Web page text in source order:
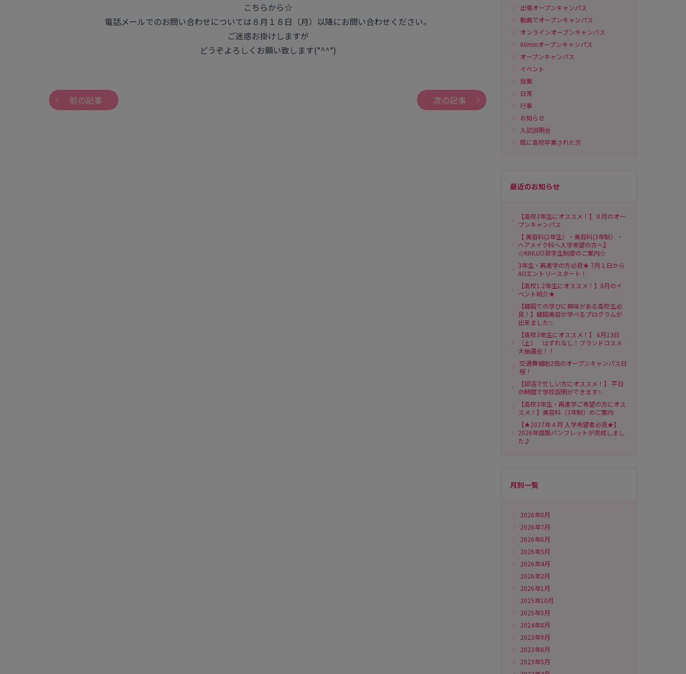
こちらから☆
電話メールでのお問い合わせについては８月１８日（月）以降にお問い合わせください。
ご迷惑お掛けしますが
どうぞよろしくお願い致します(*^^*)
前の記事 次の記事
出張オープンキャンパス
動画でオープンキャンパス
オンラインオープンキャンパス
60minオープンキャンパス
オープンキャンパス
イベント
授業
日常
行事
お知らせ
入試説明会
既に高校卒業された方
最近のお知らせ
【高校3年生にオススメ！】８月のオー
プンキャンパス
【 美容科(2年生）・美容科(3年制）・
ヘアメイク科へ入学希望の方へ】
☆KINUJO奨学生制度のご案内☆
3年生・再進学の方必見★ 7月１日から
AOエントリースタート！
【高校1.2年生にオススメ！】8月のイ
ベント紹介★
【韓国での学びに興味がある高校生必
見！】韓国美容が学べるプログラムが
出来ました✨
【高校3年生にオススメ！】 6月13日
（土） はずれなし！ブランドコスメ
大抽選会！！
交通費補助2倍のオープンキャンパス日
程！
【部活で忙しい方にオススメ！】 平日
の時間で学校説明ができます✨
【高校3年生・再進学ご希望の方にオス
スメ！】美容科（3年制）のご案内
【★2027年４月 入学希望者必見★】
2026年度版パンフレットが完成しまし
た♪
月別一覧
2026年8月
2026年7月
2026年6月
2026年5月
2026年4月
2026年2月
2026年1月
2025年10月
2025年5月
2024年8月
2023年9月
2023年8月
2023年5月